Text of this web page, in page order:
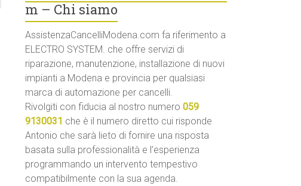
m – Chi siamo
AssistenzaCancelliModena.com fa riferimento a
ELECTRO SYSTEM. che offre servizi di
riparazione, manutenzione, installazione di nuovi
impianti a Modena e provincia per qualsiasi
marca di automazione per cancelli.
Rivolgiti con fiducia al nostro numero059
9130031 che è il numero diretto cui risponde
Antonio che sarà lieto di fornire una risposta
basata sulla professionalità e l’esperienza
programmando un intervento tempestivo
compatibilmente con la sua agenda.